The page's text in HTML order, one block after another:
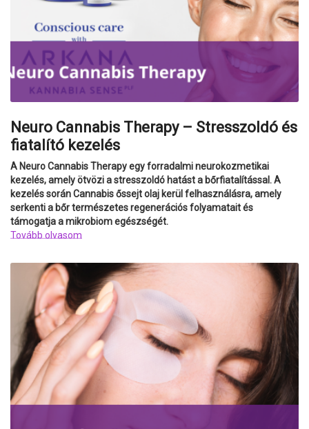
Neuro Cannabis Therapy – Stresszoldó és
fiatalító kezelés
A Neuro Cannabis Therapy egy forradalmi neurokozmetikai
kezelés, amely ötvözi a stresszoldó hatást a bőrfiatalítással. A
kezelés során Cannabis őssejt olaj kerül felhasználásra, amely
serkenti a bőr természetes regenerációs folyamatait és
támogatja a mikrobiom egészségét.
Tovább olvasom